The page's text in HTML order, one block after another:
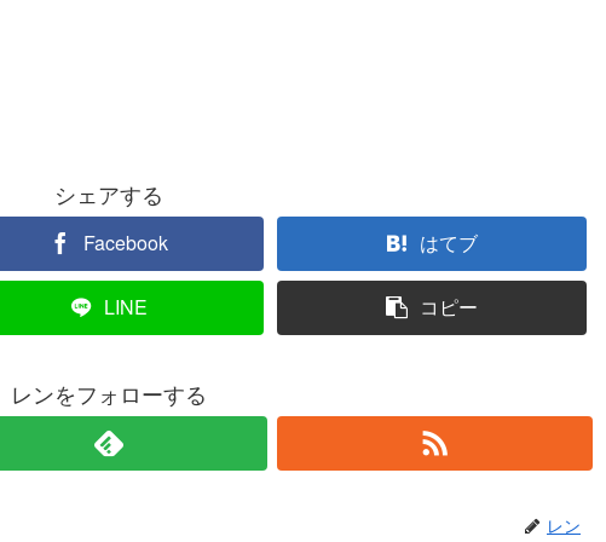
シェアする
Facebook はてブ
LINE コピー
レンをフォローする
レン